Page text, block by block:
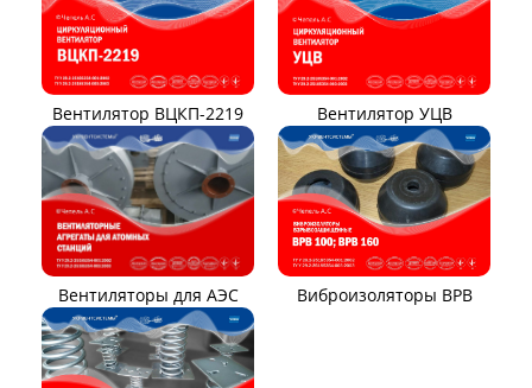
Вентилятор ВЦКП-2219 Вентилятор УЦВ
Вентиляторы для АЭС Виброизоляторы ВРВ